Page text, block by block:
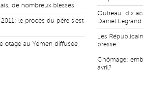
de nombreux blessés
le procès du père s'est
otage au Yémen diffusée
Outreau: dix
Daniel
Les
presse
Chômage:
avril?